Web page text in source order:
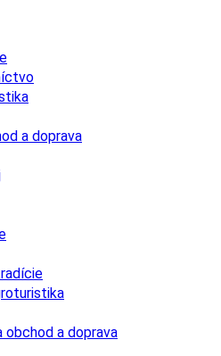
a doprava
obchod a doprava